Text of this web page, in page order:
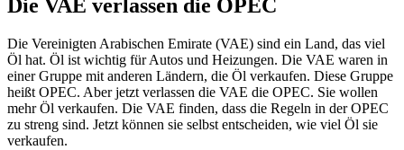
Die VAE verlassen die OPEC
Die Vereinigten Arabischen Emirate (VAE) sind ein Land, das viel
Öl hat. Öl ist wichtig für Autos und Heizungen. Die VAE waren in
einer Gruppe mit anderen Ländern, die Öl verkaufen. Diese Gruppe
heißt OPEC. Aber jetzt verlassen die VAE die OPEC. Sie wollen
mehr Öl verkaufen. Die VAE finden, dass die Regeln in der OPEC
zu streng sind. Jetzt können sie selbst entscheiden, wie viel Öl sie
verkaufen.